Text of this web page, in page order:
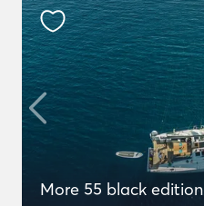
More 55 black edition